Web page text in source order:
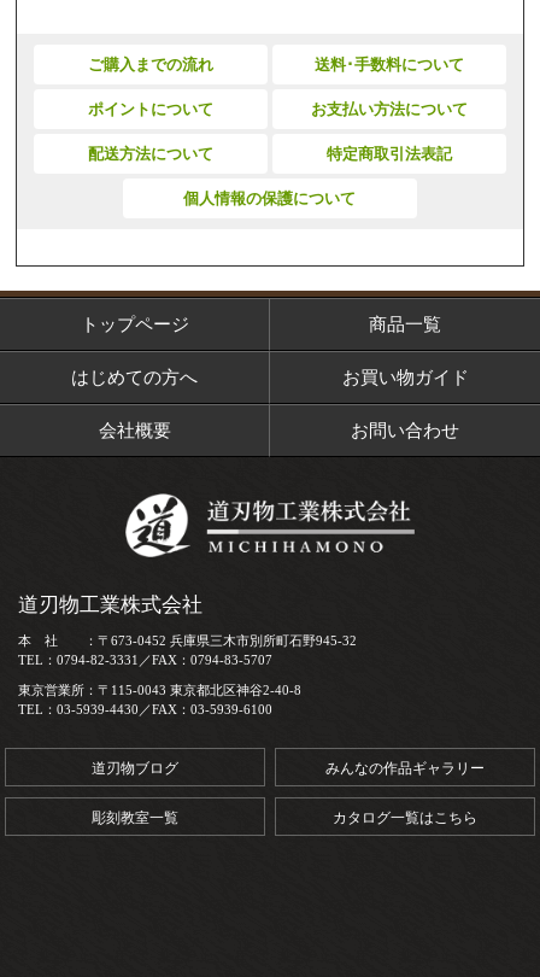
ご購入までの流れ 送料･手数料について
ポイントについて お支払い方法について
配送方法について 特定商取引法表記
個人情報の保護について
トップページ 商品一覧
はじめての方へ お買い物ガイド
会社概要 お問い合わせ
道刃物工業株式会社
本 社 ：〒673-0452 兵庫県三木市別所町石野945-32
TEL：0794-82-3331／FAX：0794-83-5707
東京営業所：〒115-0043 東京都北区神谷2-40-8
TEL：03-5939-4430／FAX：03-5939-6100
道刃物ブログ みんなの作品ギャラリー
彫刻教室一覧 カタログ一覧はこちら